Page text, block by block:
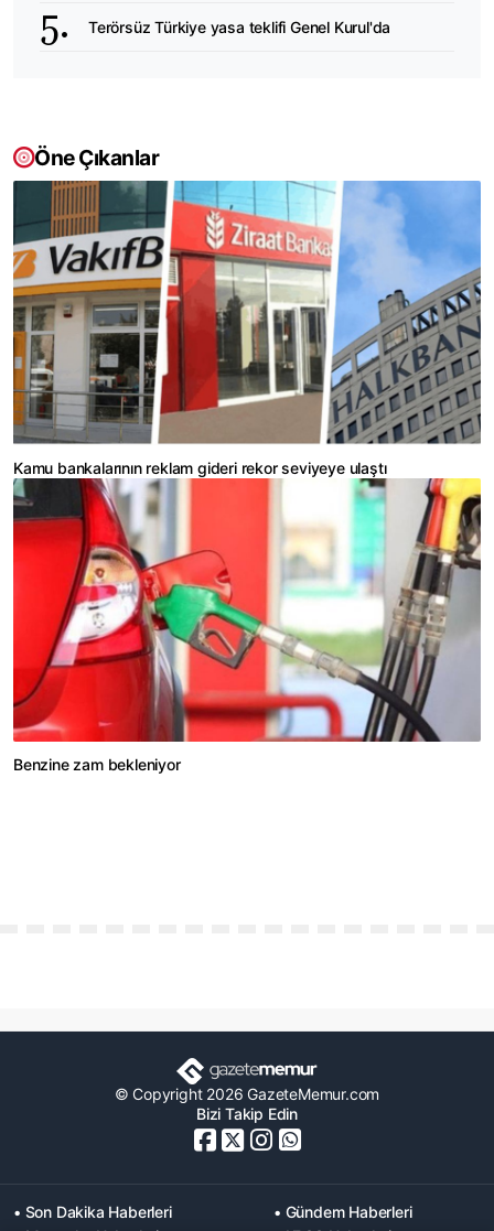
Terörsüz Türkiye yasa teklifi Genel Kurul'da
Öne Çıkanlar
Kamu bankalarının reklam gideri rekor seviyeye ulaştı
Benzine zam bekleniyor
© Copyright 2026 GazeteMemur.com
Bizi Takip Edin
• Son Dakika Haberleri
• Gündem Haberleri